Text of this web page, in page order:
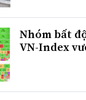
Nhóm bất
VN-Index